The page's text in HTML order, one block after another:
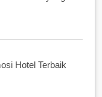
Hotel Terbaik